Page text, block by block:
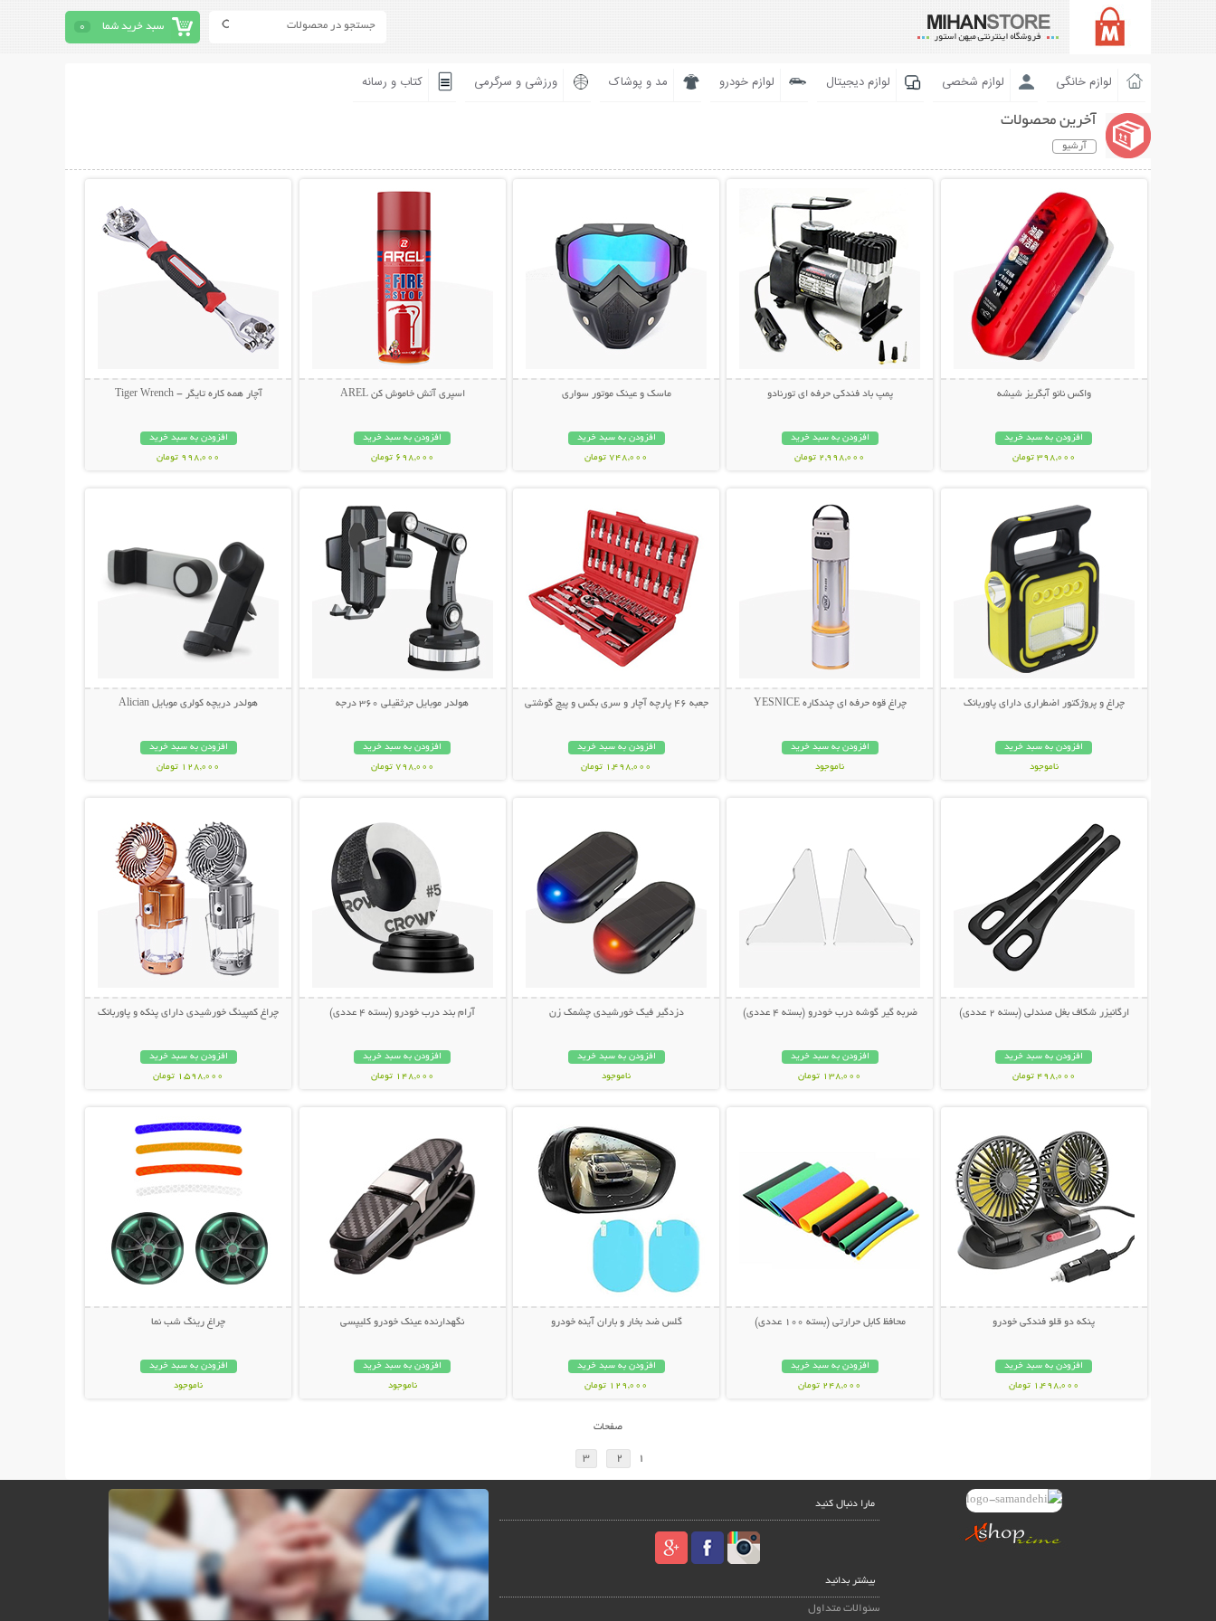
سبد خرید شما 0
لوازم خانگی لوازم شخصی لوازم دیجیتال لوازم خودرو مد و پوشاک ورزشی و سرگرمی کتاب و رسانه
آخرین محصولات
آرشیو
واکس نانو آبگریز شیشه
افزودن به سبد خرید
398,000 تومان
پمپ باد فندکی حرفه ای تورنادو
افزودن به سبد خرید
2,998,000 تومان
ماسک و عینک موتور سواری
افزودن به سبد خرید
748,000 تومان
اسپری آتش خاموش کن AREL
افزودن به سبد خرید
698,000 تومان
آچار همه کاره تایگر - Tiger Wrench
افزودن به سبد خرید
998,000 تومان
چراغ و پروژکتور اضطراری دارای پاوربانک
افزودن به سبد خرید
ناموجود
چراغ قوه حرفه ای چندکاره YESNICE
افزودن به سبد خرید
ناموجود
جعبه 46 پارچه آچار و سری بکس و پیچ گوشتی
افزودن به سبد خرید
1,498,000 تومان
هولدر موبایل جرثقیلی 360 درجه
افزودن به سبد خرید
798,000 تومان
هولدر دریچه کولری موبایل Alician
افزودن به سبد خرید
128,000 تومان
ارگانیزر شکاف بغل صندلی (بسته 2 عددی)
افزودن به سبد خرید
498,000 تومان
ضربه گیر گوشه درب خودرو (بسته 4 عددی)
افزودن به سبد خرید
138,000 تومان
دزدگیر فیک خورشیدی چشمک زن
افزودن به سبد خرید
ناموجود
آرام بند درب خودرو (بسته 4 عددی)
افزودن به سبد خرید
148,000 تومان
چراغ کمپینگ خورشیدی دارای پنکه و پاوربانک
افزودن به سبد خرید
1,598,000 تومان
پنکه دو قلو فندکی خودرو
افزودن به سبد خرید
1,498,000 تومان
محافظ کابل حرارتی (بسته 100 عددی)
افزودن به سبد خرید
248,000 تومان
گلس ضد بخار و باران آینه خودرو
افزودن به سبد خرید
129,000 تومان
نگهدارنده عینک خودرو کلیپسی
افزودن به سبد خرید
ناموجود
چراغ رینگ شب نما
افزودن به سبد خرید
ناموجود
صفحات
1
2
3
مارا دنبال کنید
بیشتر بدانید
سئوالات متداول